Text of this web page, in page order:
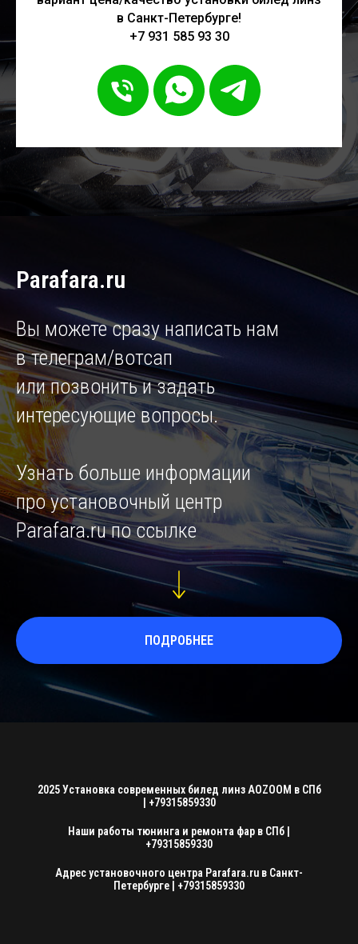
в Санкт-Петербурге!
+7 931 585 93 30
Parafara.ru
Вы можете сразу написать нам
в телеграм/вотсап
или позвонить и задать
интересующие вопросы.
Узнать больше информации
про установочный центр
Parafara.ru по ссылке
ПОДРОБНЕЕ
2025 Установка современных билед линз AOZOOM в СПб
| +79315859330
Наши работы тюнинга и ремонта фар в СПб |
+79315859330
Адрес установочного центра Parafara.ru в Санкт-
Петербурге | +79315859330